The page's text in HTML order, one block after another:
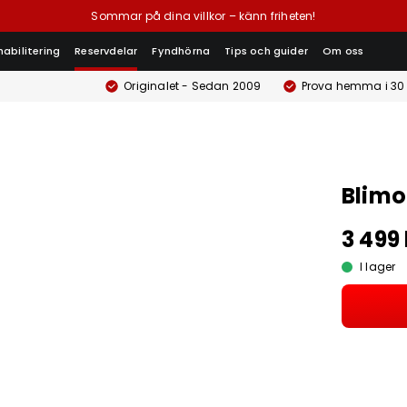
Sommar på dina villkor – känn friheten!
Reservdelar Fyndhörna Tips och guider Om oss
Originalet - Sedan 2009 Prova hemma i
3 499
I lager